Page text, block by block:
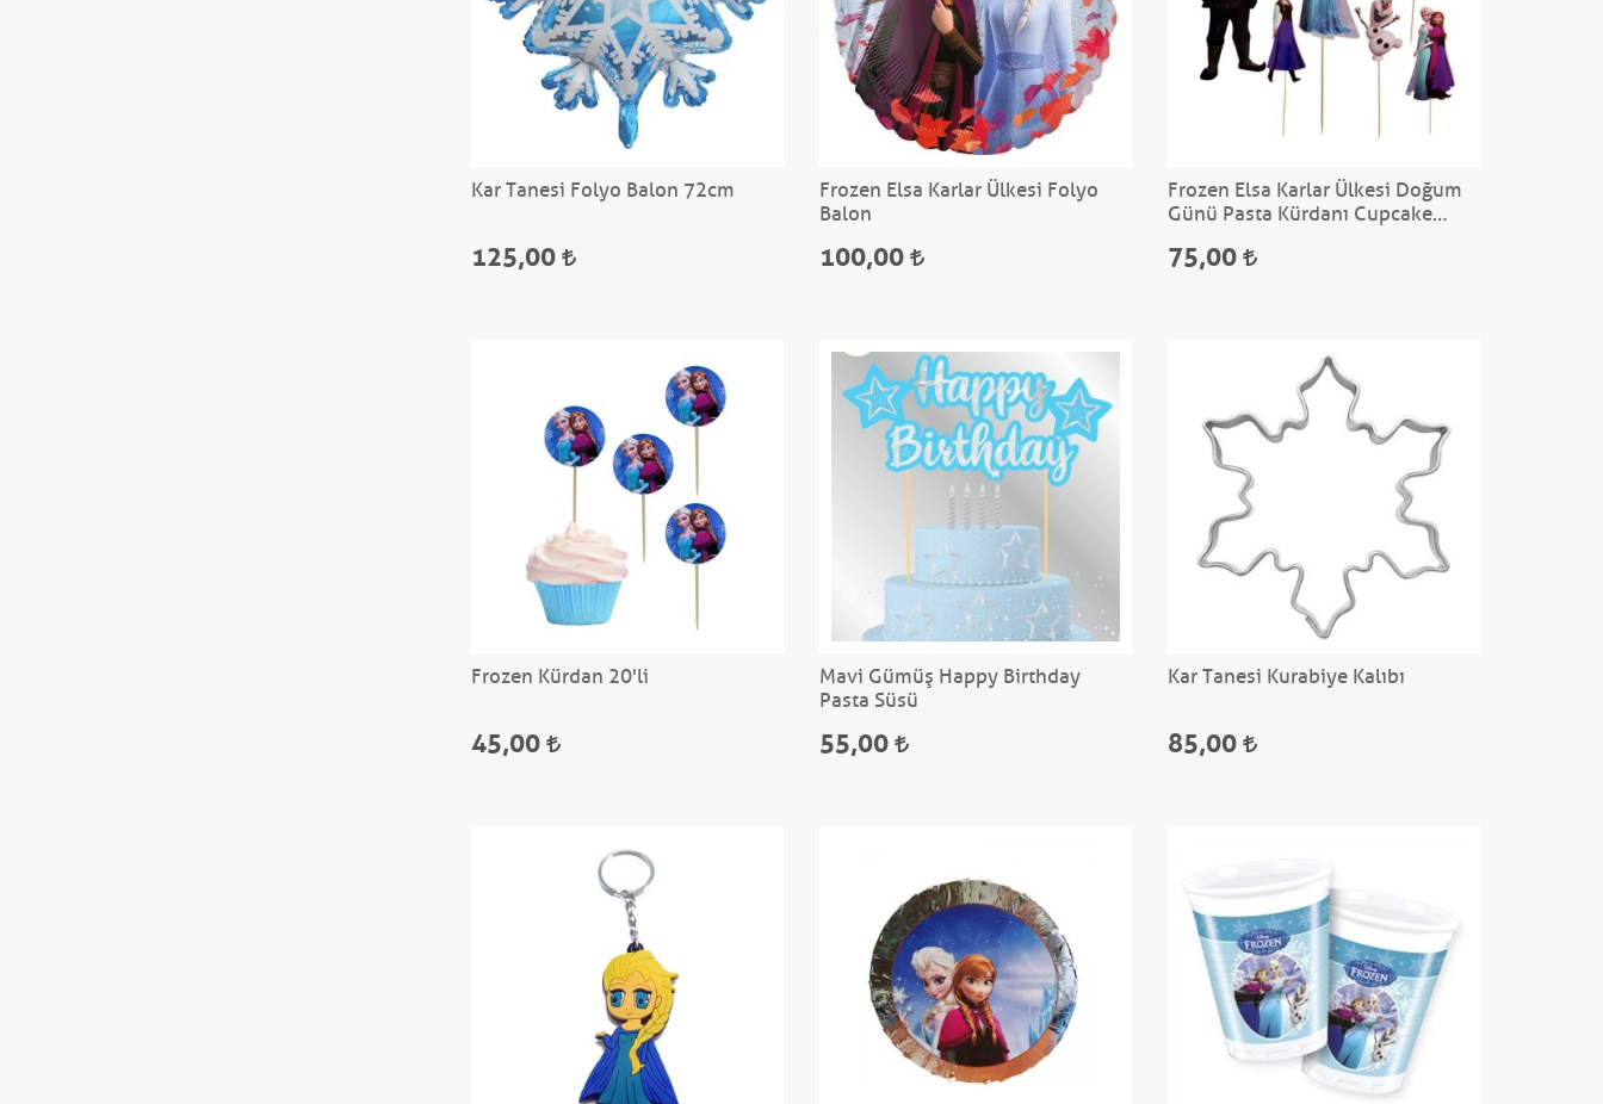
Kar Tanesi Folyo Balon 72cm
125,00
Frozen Elsa Karlar Ülkesi Folyo
Balon
100,00
Frozen Elsa Karlar Ülkesi Doğum
Günü Pasta Kürdanı Cupcake
75,00
Frozen Kürdan 20'li
45,00
Mavi Gümüş Happy Birthday
Pasta Süsü
55,00
Kar Tanesi Kurabiye Kalıbı
85,00